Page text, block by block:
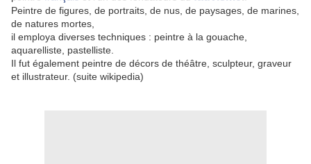
Peintre de figures, de portraits, de nus, de paysages, de marines,
de natures mortes,
il employa diverses techniques : peintre à la gouache,
aquarelliste, pastelliste.
Il fut également peintre de décors de théâtre, sculpteur, graveur
et illustrateur. (suite wikipedia)